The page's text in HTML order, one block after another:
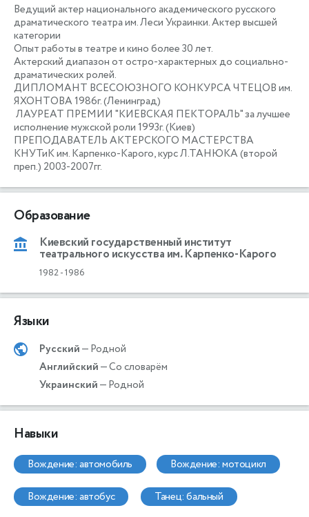
Ведущий актер национального академического русского
драматического театра им. Леси Украинки. Актер высшей
категории
Опыт работы в театре и кино более 30 лет.
Актерский диапазон от остро-характерных до социально-
драматических ролей.
ДИПЛОМАНТ ВСЕСОЮЗНОГО КОНКУРСА ЧТЕЦОВ им.
ЯХОНТОВА 1986г. (Ленинград)
исполнение мужской роли 1993г. (Киев)
ПРЕПОДАВАТЕЛЬ АКТЕРСКОГО МАСТЕРСТВА
КНУТиК им. Карпенко-Карого, курс Л.ТАНЮКА (второй
преп.) 2003-2007гг.
Образование
Киевский государственный институт
театрального искусства им. Карпенко-Карого
1982-1986
Языки
Русский— Родной
Английский— Со словарём
Украинский— Родной
Навыки
вождение: автомобиль вождение: мотоцикл
вождение: автобус танец: бальный